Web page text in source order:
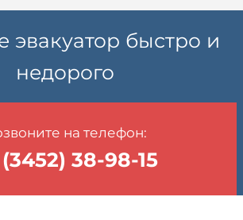
эвакуатор быстро и
недорого
на телефон:
38-98-15